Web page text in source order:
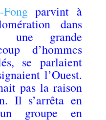
parvint à
dans
une grande
d’hommes
se parlaient
l’Ouest.
pas la raison
Il s’arrêta en
groupe en